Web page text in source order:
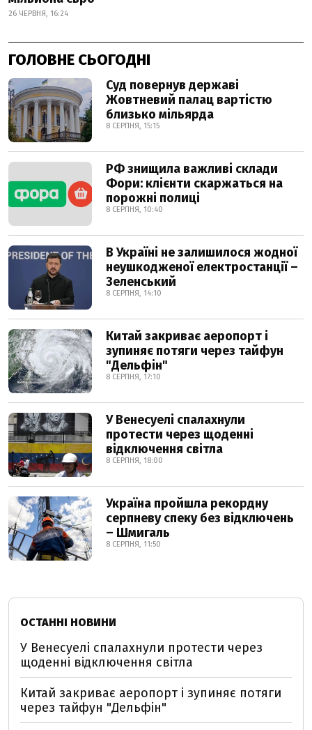
26 ЧЕРВНЯ, 16:24
ГОЛОВНЕ СЬОГОДНІ
Суд повернув державі
Жовтневий палац вартістю
близько мільярда
8 СЕРПНЯ, 15:15
РФ знищила важливі склади
Фори: клієнти скаржаться на
порожні полиці
8 СЕРПНЯ, 10:40
В Україні не залишилося жодної
неушкодженої електростанції –
Зеленський
8 СЕРПНЯ, 14:10
Китай закриває аеропорт і
зупиняє потяги через тайфун
"Дельфін"
8 СЕРПНЯ, 17:10
У Венесуелі спалахнули
протести через щоденні
відключення світла
8 СЕРПНЯ, 18:00
Україна пройшла рекордну
серпневу спеку без відключень
– Шмигаль
8 СЕРПНЯ, 11:50
ОСТАННІ НОВИНИ
У Венесуелі спалахнули протести через
щоденні відключення світла
Китай закриває аеропорт і зупиняє потяги
через тайфун "Дельфін"